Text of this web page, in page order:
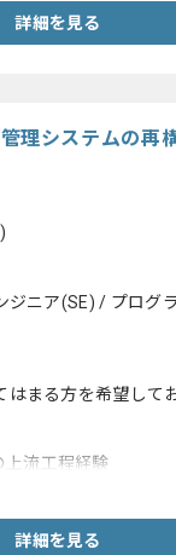
詳細を見る
理システムの再
ニア(SE) / プログ
まる方を希望して
流工程経験
詳細を見る